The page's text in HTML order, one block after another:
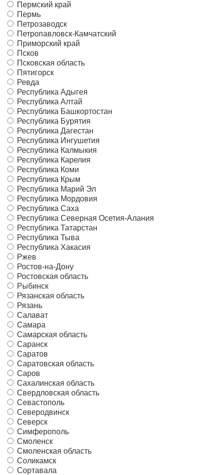
Пермский край
Пермь
Петрозаводск
Петропавловск-Камчатский
Приморский край
Псков
Псковская область
Пятигорск
Ревда
Республика Адыгея
Республика Алтай
Республика Башкортостан
Республика Бурятия
Республика Дагестан
Республика Ингушетия
Республика Калмыкия
Республика Карелия
Республика Коми
Республика Крым
Республика Марий Эл
Республика Мордовия
Республика Саха
Республика Северная Осетия-Алания
Республика Татарстан
Республика Тыва
Республика Хакасия
Ржев
Ростов-на-Дону
Ростовская область
Рыбинск
Рязанская область
Рязань
Салават
Самара
Самарская область
Саранск
Саратов
Саратовская область
Саров
Сахалинская область
Свердловская область
Севастополь
Северодвинск
Северск
Симферополь
Смоленск
Смоленская область
Соликамск
Сортавала